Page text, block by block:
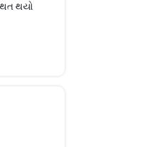
થયો